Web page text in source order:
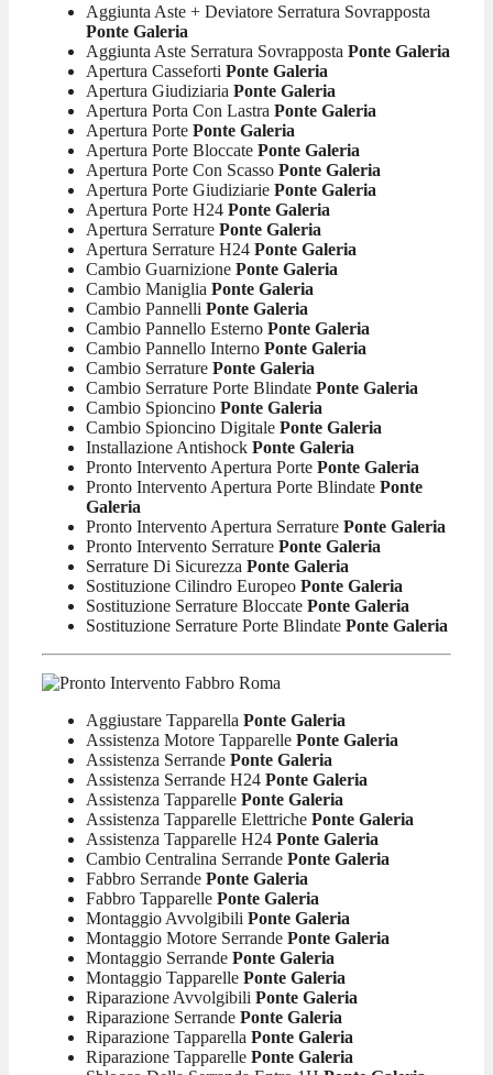
Aggiunta Aste + Deviatore Serratura Sovrapposta
Ponte Galeria
Aggiunta Aste Serratura Sovrapposta Ponte Galeria
Apertura Casseforti Ponte Galeria
Apertura Giudiziaria Ponte Galeria
Apertura Porta Con Lastra Ponte Galeria
Apertura Porte Ponte Galeria
Apertura Porte Bloccate Ponte Galeria
Apertura Porte Con Scasso Ponte Galeria
Apertura Porte Giudiziarie Ponte Galeria
Apertura Porte H24 Ponte Galeria
Apertura Serrature Ponte Galeria
Apertura Serrature H24 Ponte Galeria
Cambio Guarnizione Ponte Galeria
Cambio Maniglia Ponte Galeria
Cambio Pannelli Ponte Galeria
Cambio Pannello Esterno Ponte Galeria
Cambio Pannello Interno Ponte Galeria
Cambio Serrature Ponte Galeria
Cambio Serrature Porte Blindate Ponte Galeria
Cambio Spioncino Ponte Galeria
Cambio Spioncino Digitale Ponte Galeria
Installazione Antishock Ponte Galeria
Pronto Intervento Apertura Porte Ponte Galeria
Pronto Intervento Apertura Porte Blindate Ponte
Galeria
Pronto Intervento Apertura Serrature Ponte Galeria
Pronto Intervento Serrature Ponte Galeria
Serrature Di Sicurezza Ponte Galeria
Sostituzione Cilindro Europeo Ponte Galeria
Sostituzione Serrature Bloccate Ponte Galeria
Sostituzione Serrature Porte Blindate Ponte Galeria
Aggiustare Tapparella Ponte Galeria
Assistenza Motore Tapparelle Ponte Galeria
Assistenza Serrande Ponte Galeria
Assistenza Serrande H24 Ponte Galeria
Assistenza Tapparelle Ponte Galeria
Assistenza Tapparelle Elettriche Ponte Galeria
Assistenza Tapparelle H24 Ponte Galeria
Cambio Centralina Serrande Ponte Galeria
Fabbro Serrande Ponte Galeria
Fabbro Tapparelle Ponte Galeria
Montaggio Avvolgibili Ponte Galeria
Montaggio Motore Serrande Ponte Galeria
Montaggio Serrande Ponte Galeria
Montaggio Tapparelle Ponte Galeria
Riparazione Avvolgibili Ponte Galeria
Riparazione Serrande Ponte Galeria
Riparazione Tapparella Ponte Galeria
Riparazione Tapparelle Ponte Galeria